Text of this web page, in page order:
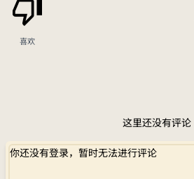
喜欢
这里还没有评论
你还没有登录，暂时无法进行评论